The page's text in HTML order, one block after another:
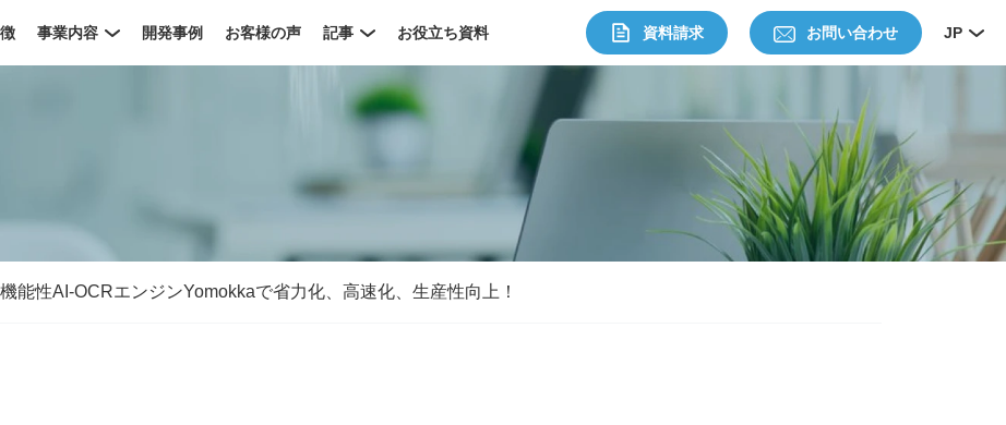
事業内容 開発事例 お客様の声 記事 お役立ち資料 JP
資料請求 お問い合わせ
能性AI-OCRエンジンYomokkaで省力化、高速化、生産性向上！